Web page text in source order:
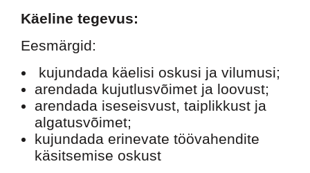
Käeline tegevus:
Eesmärgid:
kujundada käelisi oskusi ja vilumusi;
arendada kujutlusvõimet ja loovust;
arendada iseseisvust, taiplikkust ja
algatusvõimet;
kujundada erinevate töövahendite
käsitsemise oskust